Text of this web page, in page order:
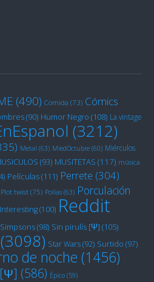
(490) Comida (73) Cómics
(90) Humor Negro (108) La vintage
(3212)
Metal (63) MiedOctubre (60) Miérculos
(93) MUSITETAS (117) música
Películas(111) Perrete (304)
Plot twist (75) Pollas (63) Porculación
(100) Reddit
Simpsons(98) Sin pirulís [Ψ] (105)
(3098) Star Wars(92) Surtido (97)
de noche (1456)
[Ψ] (586) Épico (59)